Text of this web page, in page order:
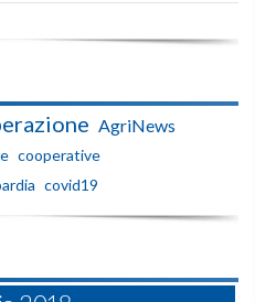
AgriNews
cooperative
covid19